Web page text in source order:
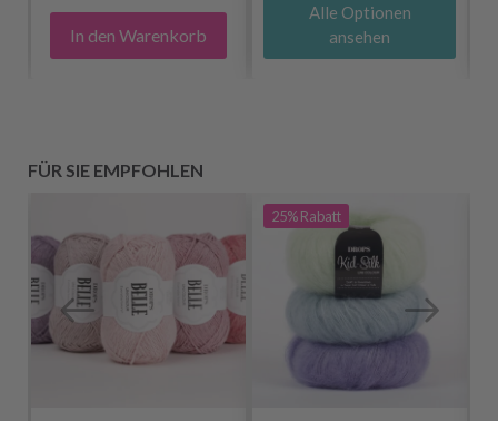
In den Warenkorb
Alle Optionen
ansehen
FÜR SIE EMPFOHLEN
25%Rabatt